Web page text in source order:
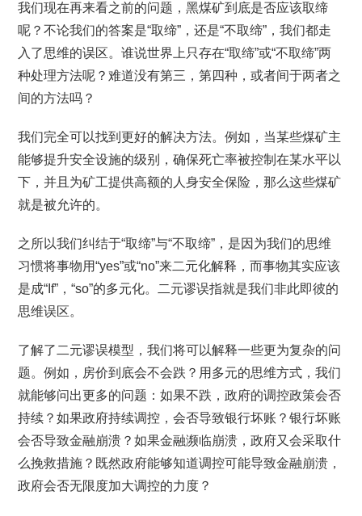
我们现在再来看之前的问题，黑煤矿到底是否应该取缔
呢？不论我们的答案是“取缔”，还是“不取缔”，我们都走
入了思维的误区。谁说世界上只存在“取缔”或“不取缔”两
种处理方法呢？难道没有第三，第四种，或者间于两者之
间的方法吗？
我们完全可以找到更好的解决方法。例如，当某些煤矿主
能够提升安全设施的级别，确保死亡率被控制在某水平以
下，并且为矿工提供高额的人身安全保险，那么这些煤矿
就是被允许的。
之所以我们纠结于“取缔”与“不取缔”，是因为我们的思维
习惯将事物用“yes”或“no”来二元化解释，而事物其实应该
是成“If”，“so”的多元化。二元谬误指就是我们非此即彼的
思维误区。
了解了二元谬误模型，我们将可以解释一些更为复杂的问
题。例如，房价到底会不会跌？用多元的思维方式，我们
就能够问出更多的问题：如果不跌，政府的调控政策会否
持续？如果政府持续调控，会否导致银行坏账？银行坏账
会否导致金融崩溃？如果金融濒临崩溃，政府又会采取什
么挽救措施？既然政府能够知道调控可能导致金融崩溃，
政府会否无限度加大调控的力度？